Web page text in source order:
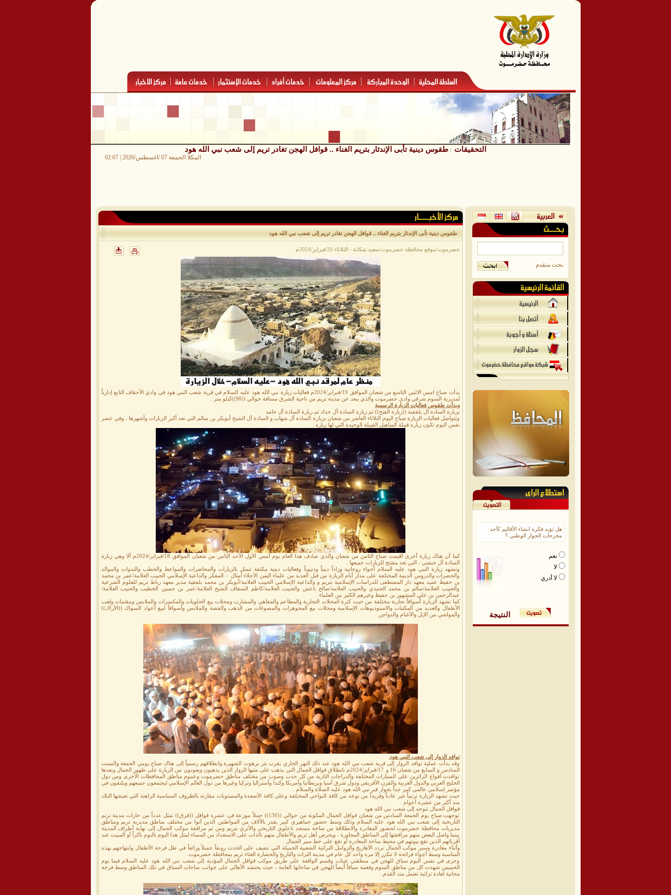
التحقيقات / طقوس دينية تأبى الإندثار بتريم الغناء .. قوافل الهجن تغادر تريم إلى شعب نبي الله هود
المكلا الجمعة 07 /اغسطس/2026 | 02:07
طقوس دينية تأبى الإندثار بتريم الغناء .. قوافل الهجن تغادر تريم إلى شعب نبي الله هود
حضرموت/موقع محافظة حضرموت/سعيد شكابة - الثلاثاء 20/فبراير/2024م
بدأت صباح امس الاثنين التاسع من شعبان الموافق 19/فبراير/2024م فعاليات زيارة نبي الله هود عليه السلام في قرية شعب النبي هود في وادي الأحقاف التابع إدارياً
لمديرية السوم شرقي وادي حضرموت والذي يبعد عن مدينة تريم من ناحية الشرق مسافة حوالي ((98))كيلو متر .
وبدأت طقوس فعاليات الزيارة الرسمية
بزيارة السادة آل بلفقية ((زيارة الفتح)) ثم زيارة السادة آل حداد ثم زيارة السادة آل حامد .
وتتواصل فعاليات الزيارة صباح اليوم الثلاثاء العاشر من شعبان بزيارة السادة آل شهاب و السادة آل الشيخ أبوبكر بن سالم التي تعد أكبر الزيارات وأشهرها ، وفي عصر
نفس اليوم تكون زيارة قبيلة المناهيل القبيلة الوحيدة التي لها زيارة .
كما أن هناك زيارة أخرى أقيمت صباح الثامن من شعبان والذي صادف هذا العام يوم أمس الأول الأحد الثامن من شعبان الموافق 18/فبراير/2024م ألا وهي زيارة
السادة آل حبشي ، التي تعد مفتتح للزيارات جميعها .
وتشهد زيارة النبي هود عليه السلام أجواء روحانية وزاداً دينياً ودنيوياً وفعاليات دينية مكثفة تتمثل بالزيارات والمحاضرات والمواعظ والخطب والندوات والموالد
والحضرات والدروس الدينية المختلفة على مدار أيام الزيارة من قبل العديد من علماء اليمن الأجلاء أمثال :- المفكر والداعية الإسلامي الحبيب العلامة/عمر بن محمد
بن حفيظ عميد معهد دار المصطفى للدراسات الإسلامية بتريم و والداعية الإسلامي الحبيب العلامة/أبوبكر بن محمد بلفقية مدير معهد رباط تريم للعلوم الشرعية
والحبيب العلامة/سالم بن محمد الجنيدي والحبيب العلامة/صالح باعش والحبيب العلامة/كاظم السقاف الشيخ العلامة/عمر بن حسين الخطيب والحبيب العلامة/
عبدالرحمن بن علي المشهور بن حفيظ وغيرهم الكثير من العلماء .
كما تشهد الزيارة أسواقاً تجارية مختلفة من حيث كثرة المحلات التجارية والمطاعم والمقاهي والمشارب ومحلات بيع الحلويات والمكسرات والملابس ومقتنيات ولعب
الأطفال والعديد من المكتبات والاستوديوهات الإسلامية ومحلات بيع المجوهرات والمصوغات من الذهب والفضة والملابس وأسواقاً لبيع أعواد السواك ((الأراك))
والمواشي من الإبل والأغنام والدواجن .
توافد الزوار إلى شعب النبي هود
وقد بدأت عملية توافد الزوار إلى قرية شعب نبي الله هود عند ذلك النهر الجاري بقرب بئر برهوت الشهيرة وانطلاقهم رسمياً إلى هناك صباح يومي الجمعة والسبت
السادس و السابع من شعبان 16 و 17/فبراير/2024م بانطلاق قوافل الجمال التي يذهب على متنها الزوار الذين يذهبون ويعودون من الزيارة على ظهور الجمال وبعدها
توافدت أفواج الزائرين على السيارات المختلفة والدراجات النارية من كل حدب وصوب من مختلف مناطق حضرموت وعموم مناطق المحافظات الأخرى ومن دول
الخليج العربي والدول العربية والقرن الأفريقي ودول شرق آسيا وبريطانيا وأمريكا وكندا وأستراليا وتركيا وغيرها من دول العالم الإسلامي ليجتمعون جميعهم ويلتقون في
مؤتمر إسلامي عالمي كبير جداً بجوار قبر نبي الله هود عليه الصلاة والسلام .
حيث تشهد الزيارة ترتيباً غير عادياً وفريداً من نوعه من كافة النواحي المختلفة وعلى كافة الأصعدة والمستويات مقارنة بالظروف السياسية الراهنة التي تعيشها البلاد
منذ أكثر من عشرة أعوام .
قوافل الجمال تتوجه إلى شعب نبي الله هود
توجهت صباح يوم الجمعة السادس من شعبان قوافل الجمال المكونة من حوالي ((130)) جملاً موزعة في عشرة قوافل ((فرق)) تمثل عدداً من حارات مدينة تريم
التاريخية إلى شعب نبي الله هود عليه السلام وذلك وسط حضور جماهيري كبير يقدر بالآلاف من المواطنين الذين أتوا من مختلف مناطق مديرية تريم ومناطق
مديريات محافظة حضرموت لحضور المغادرة والانطلاقة من ساحة مسجد باعلوي التاريخي والأثري بتريم ومن ثم مرافقة موكب الجمال إلى نهاية أطراف المدينة
بينما واصل البعض منهم مرافقتها إلى المناطق المجاورة ، ويحرص أهل تريم والأطفال منهم بالذات على الاستعداد من المساء لمثل هذا اليوم بالنوم باكراً أو المبيت عند
أقربائهم الذين تقع بيوتهم في محيط ساحة المغادرة أو تقع على خط سير الجمال .
وأثناء مغادرة وسير موكب الجمال تردد الأهازيج والزوامل التراثية الشعبية الجميلة التي تضيف على الحدث رونقاً جميلاً ورائعاً في ظل فرحة الأطفال وابتهاجهم بهذه
المناسبة وسط أجواء فرائحة لا تتكرر إلا مرة واحد كل عام في مدينة التراث والتاريخ والحضارة الغناء تريم بمحافظة حضرموت.
وجرى في نفس اليوم سباق للهجن في منطقتي عينات وقسم الواقعة على طريق موكب قوافل الجمال المؤدية إلى شعب نبي الله هود عليه السلام فيما يوم
الخميس شهدت كل من مناطق السوم وفغمة سباقاً أيضاً للهجن في ساحاتها العامة ، حيث يحتشد الأهالي على جوانب ساحات السباق في تلك المناطق وسط فرجة
مجانية لعادة تراثية تعتمل منذ القدم.
بحث متقدم
هل تؤيد فكرة انشاء الأقاليم كأحد
مخرجات الحوار الوطني ؟
نعم
لا
لا أدري
النتيجة